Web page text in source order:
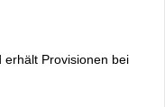
erhält Provisionen bei